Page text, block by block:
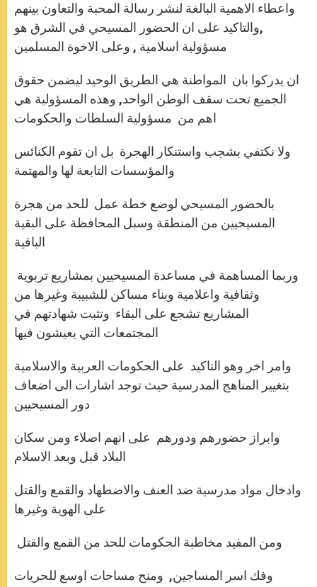
واعطاء الاهمية البالغة لنشر رسالة المحبة والتعاون بينهم
,والتاكيد على ان الحضور المسيحي في الشرق هو
مسؤولية اسلامية , وعلى الاخوة المسلمين
ان يدركوا بان المواطنة هي الطريق الوحيد ليضمن حقوق
الجميع تحت سقف الوطن الواحد, وهذه المسؤولية هي
اهم من مسؤولية السلطات والحكومات
ولا نكتفي بشجب واستنكار الهجرة بل ان تقوم الكنائس
والمؤسسات التابعة لها والمهتمة
بالحضور المسيحي لوضع خطة عمل للحد من هجرة
المسيحيين من المنطقة وسبل المحافظة على البقية
الباقية
وثقافية واعلامية وبناء مساكن للشبيبة وغيرها من
المشاريع تشجع على البقاء وتثبت شهادتهم في
المجتمعات التي يعيشون فيها
وامر اخر وهو التاكيد على الحكومات العربية والاسلامية
بتغيير المناهج المدرسية حيث توجد اشارات الى اضعاف
دور المسيحيين
وابراز حضورهم ودورهم على انهم اصلاء ومن سكان
البلاد قبل وبعد الاسلام
وادخال مواد مدرسية ضد العنف والاضطهاد والقمع والقتل
على الهوية وغيرها
ومن المفيد مخاطبة الحكومات للحد من القمع والقتل
وفك اسر المساجين, ومنح مساحات اوسع للحريات